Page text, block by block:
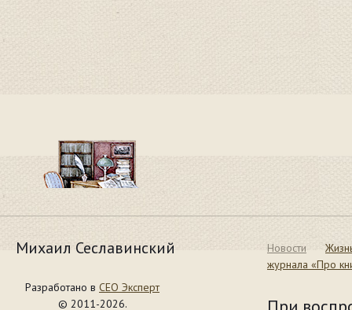
Михаил Сеславинский
Разработано в СЕО Эксперт
© 2011-2026.
Новости
журнала «Про